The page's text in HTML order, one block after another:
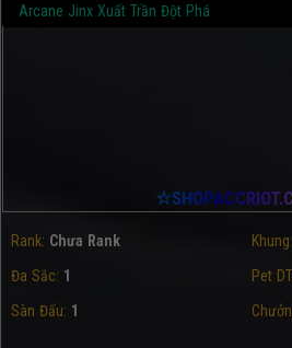
Arcane Jinx Xuất Trần Đột Phá
Rank: Chưa Rank Khung:
Đa Sắc: 1 Pet
Sàn Đấu: 1